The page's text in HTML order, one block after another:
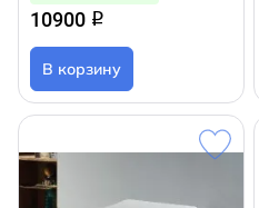
10900 q
В корзину